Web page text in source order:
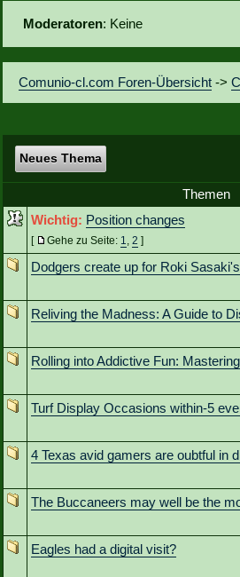
Moderatoren: Keine
Comunio-cl.com Foren-Übersicht ->
Neues Thema
Themen
Wichtig: Position changes
[ Gehe zu Seite: 1, 2 ]
Dodgers create up for Roki
Reliving the Madness: A Guide to
Rolling into Addictive Fun:
Turf Display Occasions within-5
4 Texas avid gamers are oubtful in
The Buccaneers may well be the
Eagles had a digital visit?